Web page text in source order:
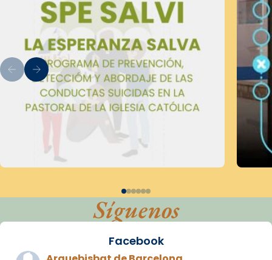
Síguenos
Facebook